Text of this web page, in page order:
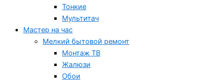
Тонкие
Мультитач
Мастер на час
Мелкий бытовой ремонт
Монтаж ТВ
Жалюзи
Обои